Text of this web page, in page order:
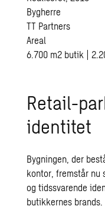
Bygherre
TT Partners
Areal
6.700 m2 butik |
Retail-
identitet
Bygningen, der
kontor, fremstår nu
og tidssvarende
butikkernes brands.